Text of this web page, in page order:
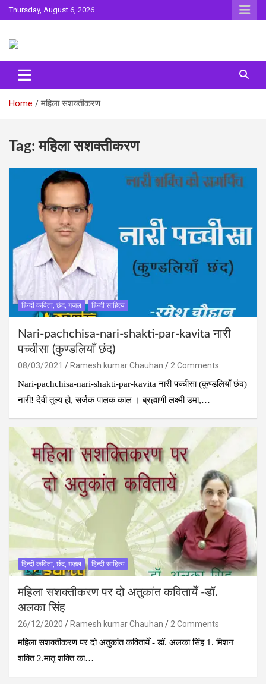
Skip
to
Thursday, August 6, 2026
Surta
Home महिला सशक्तीकरण
Tag:महिला सशक्तीकरण
हिन्दी कविता, छंद, ग़ज़ल हिन्दी साहित्य
Nari-pachchisa-nari-shakti-par-kavita नारी
पच्‍चीसा (कुण्‍डलियाँ छंद)
08/03/2021 Ramesh kumar Chauhan
2 Comments
Nari-pachchisa-nari-shakti-par-kavita नारी पच्‍चीसा (कुण्‍डलियाँ छंद)
नारी! देवी तुल्य हो, सर्जक पालक काल । ब्रह्माणी लक्ष्मी उमा,…
हिन्दी कविता, छंद, ग़ज़ल हिन्दी साहित्य
महिला सशक्तीकरण पर दो अतुकांत कवितायेँ -डॉ.
अलका सिंह
26/12/2020 Ramesh kumar Chauhan
2 Comments
महिला सशक्तीकरण पर दो अतुकांत कवितायेँ - डॉ. अलका सिंह 1. मिशन
शक्ति 2.मातृ शक्ति का…